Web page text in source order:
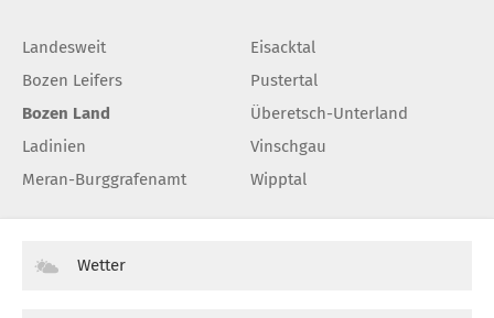
Landesweit
Bozen Leifers
Bozen Land
Ladinien
Meran-Burggrafenamt
Eisacktal
Pustertal
Überetsch-Unterland
Vinschgau
Wipptal
Wetter